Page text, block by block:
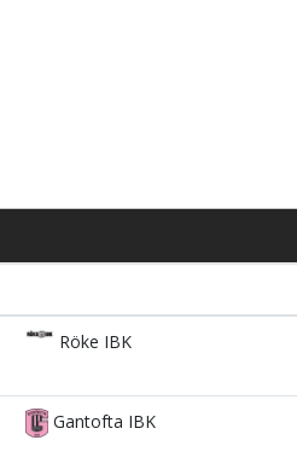
Röke IBK
Gantofta IBK